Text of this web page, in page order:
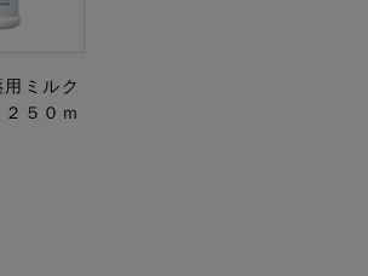
ミルク
５０ｍ